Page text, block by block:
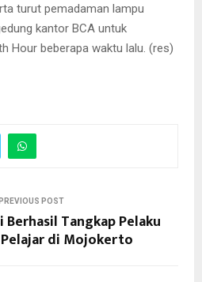
turut pemadaman lampu
kantor BCA untuk
Hour beberapa waktu lalu. (res)
PREVIOUS POST
Berhasil Tangkap Pelaku
di Mojokerto